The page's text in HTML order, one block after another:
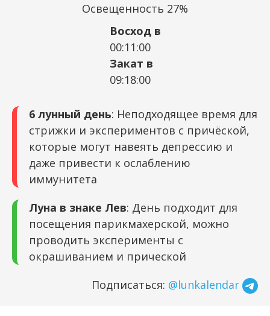
Освещенность 27%
Восход в
00:11:00
Закат в
09:18:00
6 лунный день: Неподходящее время для
стрижки и экспериментов с причёской,
которые могут навеять депрессию и
даже привести к ослаблению
иммунитета
Луна в знаке Лев: День подходит для
посещения парикмахерской, можно
проводить эксперименты с
окрашиванием и прической
Подписаться: @lunkalendar